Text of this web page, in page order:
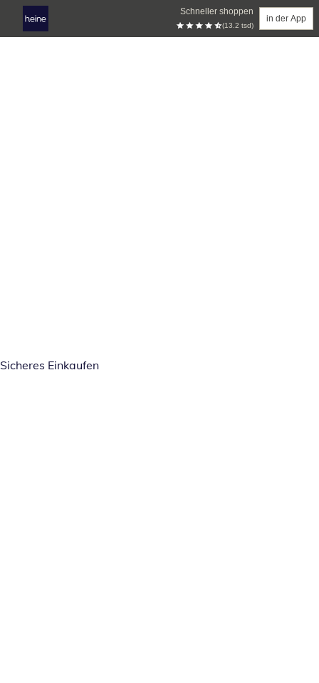
Schneller shoppen
(13.2 tsd)
in der App
Sicheres Einkaufen